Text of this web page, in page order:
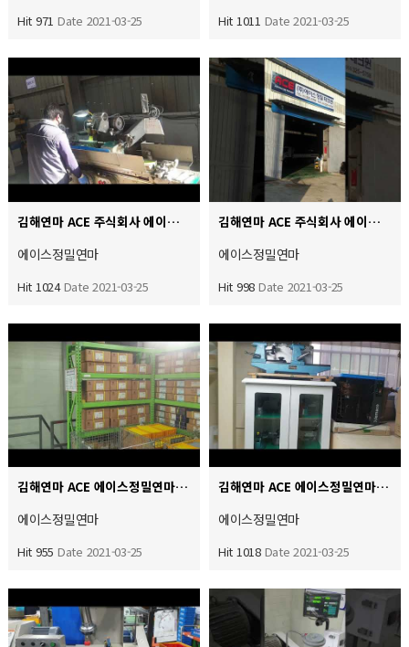
Hit 971 Date 2021-03-25 Hit 1011 Date 2021-03-25
김해연마 ACE 주식회사 에이스정밀테크윈 범용원통 샤프트 연마 작업중입니다
에이스정밀연마
Hit 1024Date 2021-03-25
김해연마 ACE 주식회사 에이스정밀테크윈 에이스정밀연마 공장 확장2공장입니다 대형원통내외경 및 로타리연마 원…
에이스정밀연마
Hit 998 Date 2021-03-25
김해연마 ACE 에이스정밀연마 언제든 어떤 연마든 대응에 빠른 다양한 숫돌 보유 현황과 품질관리실 형상 투영…
에이스정밀연마
Hit 955 Date 2021-03-25
김해연마 ACE 에이스정밀연마 품질QC 조도 측정실 내경 에어센스 자동측정장비 외경 자동마포스 센스측정장비 …
에이스정밀연마
Hit 1018 Date 2021-03-25